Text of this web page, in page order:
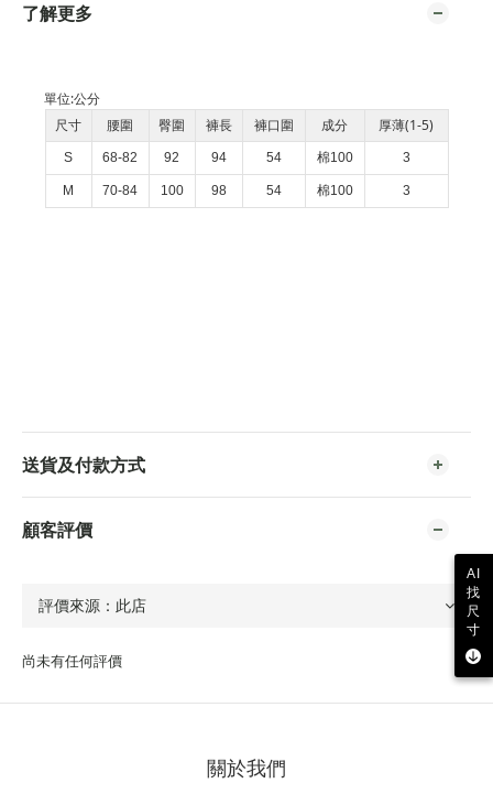
了解更多
單位:公分
尺寸
腰圍 臀圍 褲長 褲口圍 成分 厚薄(1-5)
S 68-82 92 94 54 棉100 3
M 70-84 100 98 54 棉100 3
送貨及付款方式
顧客評價
尚未有任何評價
關於我們
AI
找
尺
寸